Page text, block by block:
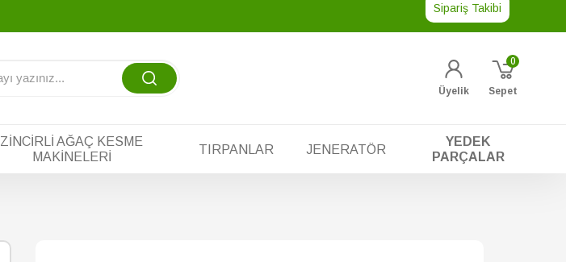
Sipariş Takibi
Üyelik Sepet
0
ZINCIRLI AĞAÇ KESME
MAKINELERI
TIRPANLAR JENERATÖR
YEDEK
PARÇALAR